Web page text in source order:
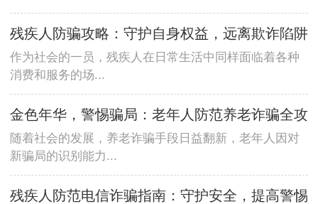
残疾人防骗攻略：守护自身权益，远离欺诈陷阱
作为社会的一员，残疾人在日常生活中同样面临着各种
消费和服务的场...
金色年华，警惕骗局：老年人防范养老诈骗全攻
随着社会的发展，养老诈骗手段日益翻新，老年人因对
新骗局的识别能力...
残疾人防范电信诈骗指南：守护安全，提高警惕